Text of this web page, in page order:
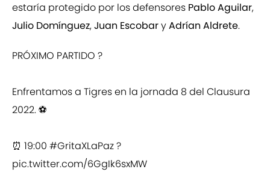
estaría protegido por los defensores Pablo Aguilar,
Julio Domínguez,Juan EscobaryAdrían Aldrete.
PRÓXIMO PARTIDO ?
Enfrentamos a Tigres en la jornada 8 del Clausura
2022. ⚽️
⏰ 19:00 #GritaXLaPaz?
pic.twitter.com/6GgIk6sxMW